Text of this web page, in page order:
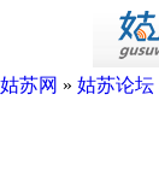
姑苏网 » 姑苏论坛